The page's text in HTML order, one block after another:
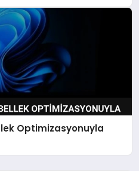
Optimizasyonuyla